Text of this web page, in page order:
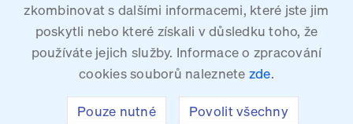
zkombinovat s dalšími informacemi, které jste jim
poskytli nebo které získali v důsledku toho, že
používáte jejich služby. Informace o zpracování
cookies souborů naleznete zde.
Pouze nutné Povolit všechny